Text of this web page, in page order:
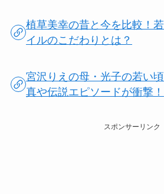
植草美幸の昔と今を比較！
イルのこだわりとは？
宮沢りえの母・光子の若い
真や伝説エピソードが衝撃！
スポンサーリンク